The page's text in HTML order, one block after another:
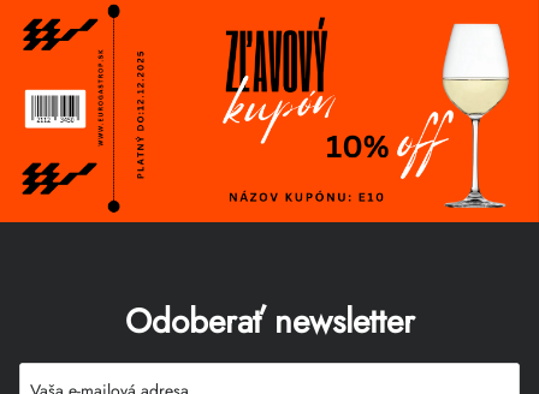
Odoberať newsletter